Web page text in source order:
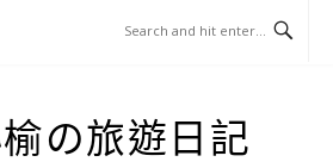
の旅遊日記